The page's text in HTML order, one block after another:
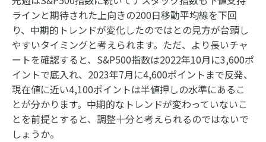
ラインと期待された上向きの200日移動平均線を下回
り、中期的トレンドが変化したのではとの見方が台頭し
やすいタイミングと考えられます。ただ、より長いチャ
ートを確認すると、S&P500指数は2022年10月に3,600ポ
イントで底入れ、2023年7月に4,600ポイントまで反発、
現在値に近い4,100ポイントは半値押しの水準にあるこ
とが分かります。中期的なトレンドが変わっていないこ
とを前提とすると、調整十分と考えられるのではないで
しょうか。